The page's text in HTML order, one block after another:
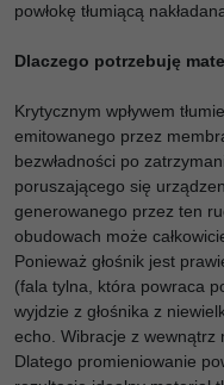
powłokę tłumiącą
Dlaczego potrzebuję
Krytycznym wpływem
emitowanego przez
bezwładności po
poruszającego się
generowanego przez ten
obudowach może
Ponieważ głośnik jest
(fala tylna, która powraca
wyjdzie z głośnika z
echo. Wibracje z wewnątrz
Dlatego promieniowanie